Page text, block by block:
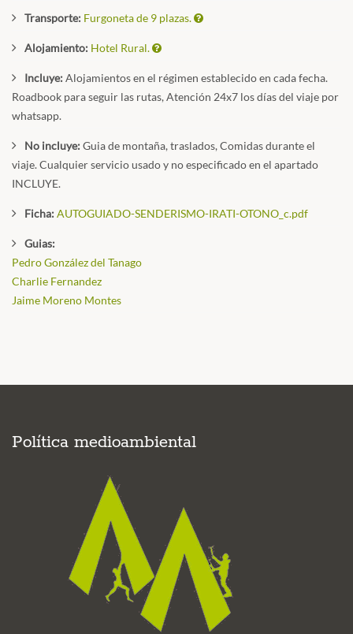
Transporte: Furgoneta de 9 plazas.
Alojamiento: Hotel Rural.
Incluye:Alojamientos en el régimen establecido en cada fecha.
Roadbook para seguir las rutas, Atención 24x7 los días del viaje por
whatsapp.
No incluye:Guia de montaña, traslados, Comidas durante el
viaje. Cualquier servicio usado y no especificado en el apartado
INCLUYE.
Ficha:AUTOGUIADO-SENDERISMO-IRATI-OTONO_c.pdf
Guias:
Pedro González del Tanago
Charlie Fernandez
Jaime Moreno Montes
Política medioambiental